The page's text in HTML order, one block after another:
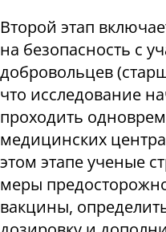
Второй этап
на безопасность с
добровольцев
что исследование
проходить
медицинских
этом этапе ученые
меры
вакцины,